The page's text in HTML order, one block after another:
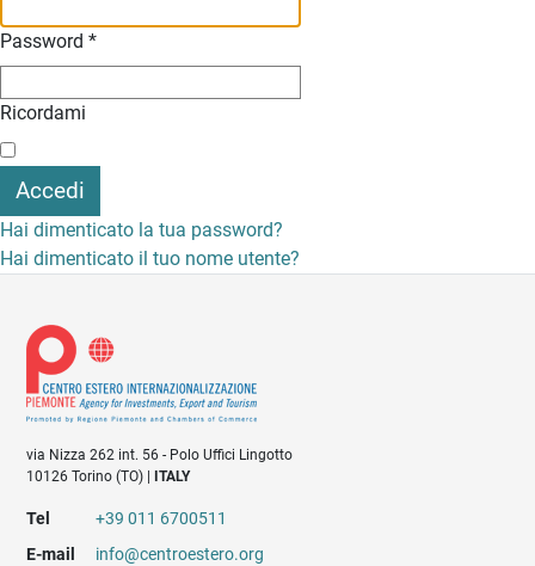
Password *
Ricordami
Accedi
Hai dimenticato la tua password?
Hai dimenticato il tuo nome utente?
via Nizza 262 int. 56 - Polo Uffici Lingotto
10126 Torino (TO) |
ITALY
Tel
+39 011 6700511
E-mail
info@centroestero.org